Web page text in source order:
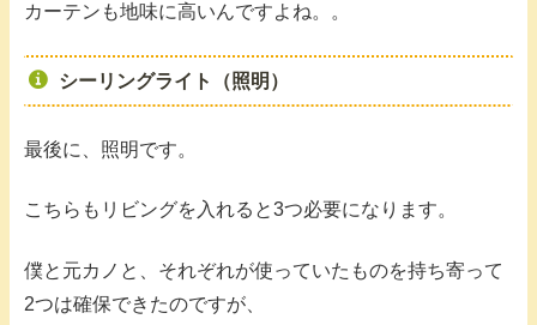
カーテンも地味に高いんですよね。。
シーリングライト（照明）
最後に、照明です。
こちらもリビングを入れると3つ必要になります。
僕と元カノと、それぞれが使っていたものを持ち寄って
2つは確保できたのですが、